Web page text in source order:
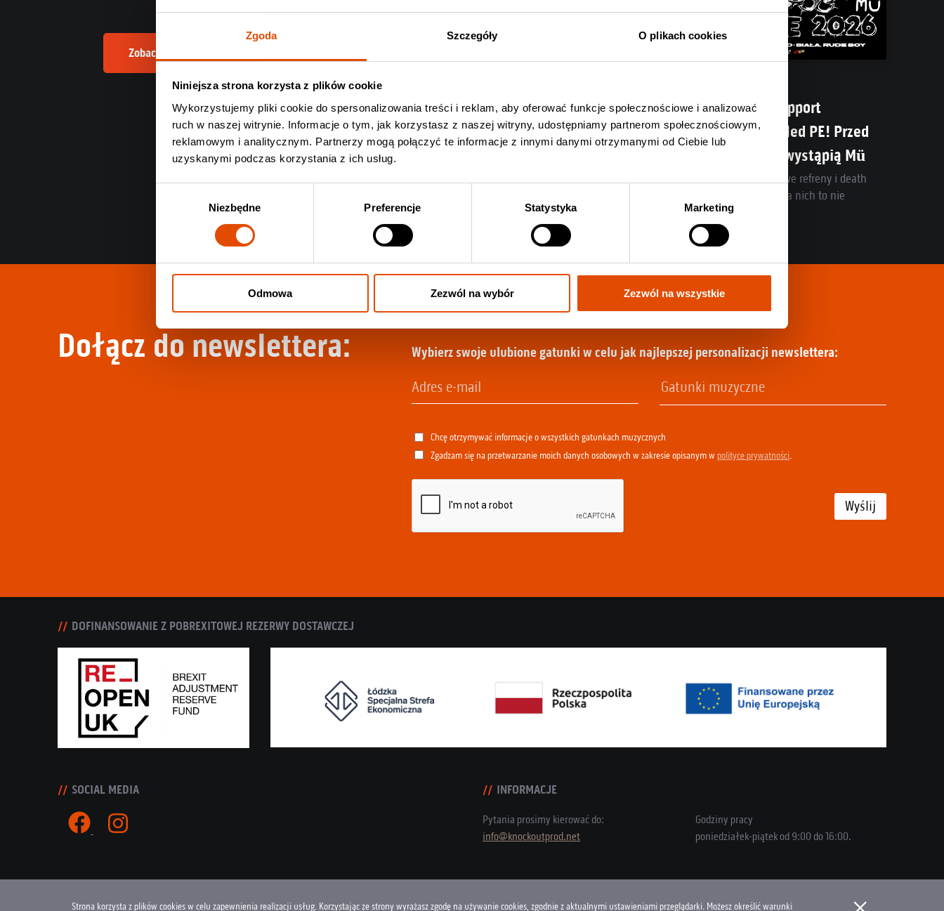
Zgoda Szczegóły O plikach cookies
Niniejsza strona korzysta z plików cookie
Wykorzystujemy pliki cookie do spersonalizowania treści i reklam, aby oferować funkcje społecznościowe i analizować
ruch w naszej witrynie. Informacje o tym, jak korzystasz z naszej witryny, udostępniamy partnerom społecznościowym,
reklamowym i analitycznym. Partnerzy mogą połączyć te informacje z innymi danymi otrzymanymi od Ciebie lub
uzyskanymi podczas korzystania z ich usług.
Niezbędne Preferencje Statystyka Marketing
Odmowa Zezwól na wybór Zezwól na wszystkie
Zobacz informacje o nadchodzącym koncercie Laibach
Poznaliśmy support
Spineshank i Hed PE! Przed
headlinerami wystąpią Mü
Post-rock, przebojowe refreny i death
metal w jednym? Dla nich to nie
problem!
Dołącz do newslettera: Wybierz swoje ulubione gatunki w celu jak najlepszej personalizacji newslettera:
Chcę otrzymywać informacje o wszystkich gatunkach muzycznych
Zgadzam się na przetwarzanie moich danych osobowych w zakresie opisanym wpolityce prywatności.
Wyślij
DOFINANSOWANIE Z POBREXITOWEJ REZERWY DOSTAWCZEJ
SOCIAL MEDIA INFORMACJE
Pytania prosimy kierować do:
info@knockoutprod.net
Godziny pracy
poniedziałek-piątek od 9:00 do 16:00.
Strona korzysta z plików cookies w celu zapewnienia realizacji usług. Korzystając ze strony wyrażasz zgodę na używanie cookies, zgodnie z aktualnymi ustawieniami przeglądarki. Możesz określić warunki